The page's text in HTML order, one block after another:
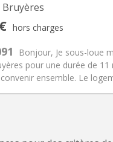
Bruyères
hors charges
Bonjour, Je sous-loue
pour une durée de
ensemble. Le
de bain:Privée
50 m2